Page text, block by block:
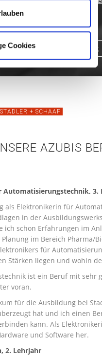
Cookies Bewirb dich jetzt
+ SCHAAF
AZUBIS
Automatisierungstechnik, 3.
als Elektronikerin für
in der
ich schon Erfahrungen im
im Bereich Pharma/
für
Stärken liegen und wohin
ist ein Beruf mit sehr
voran.
für die Ausbildung bei
hat und ich einen
kann. Als
und Software her.
2. Lehrjahr